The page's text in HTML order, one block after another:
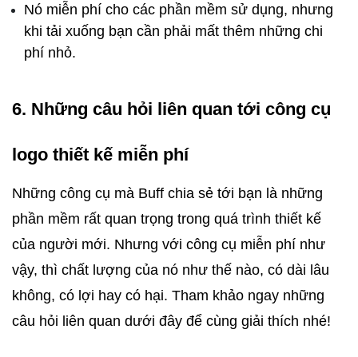
Nó miễn phí cho các phần mềm sử dụng, nhưng
khi tải xuống bạn cần phải mất thêm những chi
phí nhỏ.
6. Những câu hỏi liên quan tới công cụ
logo thiết kế miễn phí
Những công cụ mà Buff chia sẻ tới bạn là những
phần mềm rất quan trọng trong quá trình thiết kế
của người mới. Nhưng với công cụ miễn phí như
vậy, thì chất lượng của nó như thế nào, có dài lâu
không, có lợi hay có hại. Tham khảo ngay những
câu hỏi liên quan dưới đây để cùng giải thích nhé!